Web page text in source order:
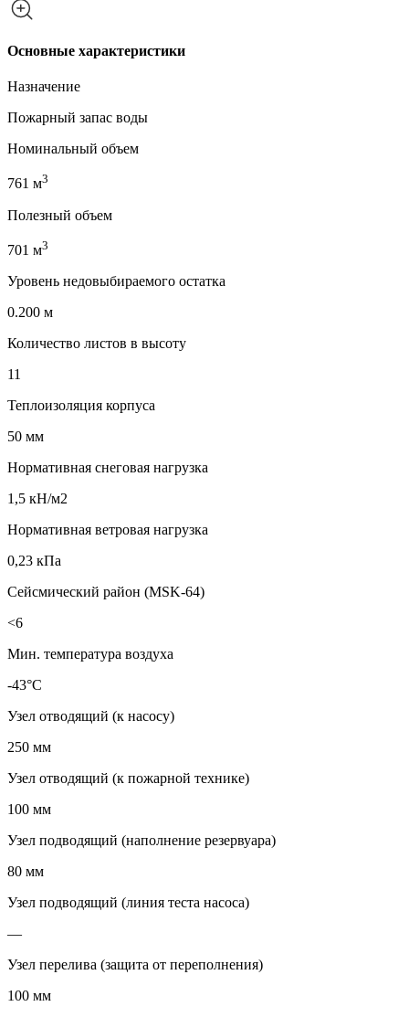
Основные характеристики
Назначение
Пожарный запас воды
Номинальный объем
761 м3
Полезный объем
701 м3
Уровень недовыбираемого остатка
0.200 м
Количество листов в высоту
11
Теплоизоляция корпуса
50 мм
Нормативная снеговая нагрузка
1,5 кН/м2
Нормативная ветровая нагрузка
0,23 кПа
Сейсмический район (MSK-64)
<6
Мин. температура воздуха
-43°C
Узел отводящий (к насосу)
250 мм
Узел отводящий (к пожарной технике)
100 мм
Узел подводящий (наполнение резервуара)
80 мм
Узел подводящий (линия теста насоса)
—
Узел перелива (защита от переполнения)
100 мм